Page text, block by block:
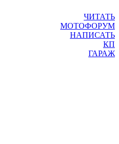
ЧИТАТЬ
МОТОФОРУМ
НАПИСАТЬ
КП
ГАРАЖ